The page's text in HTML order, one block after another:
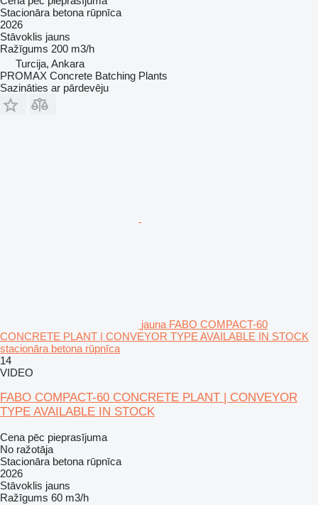
Stacionāra betona rūpnīca
2026
Stāvoklis jauns
Ražīgums 200 m3/h
Turcija, Ankara
PROMAX Concrete Batching Plants
Sazināties ar pārdevēju
jauna FABO COMPACT-60
CONCRETE PLANT | CONVEYOR TYPE AVAILABLE IN STOCK
stacionāra betona rūpnīca
14
VIDEO
FABO COMPACT-60 CONCRETE PLANT | CONVEYOR
TYPE AVAILABLE IN STOCK
Cena pēc pieprasījuma
No ražotāja
Stacionāra betona rūpnīca
2026
Stāvoklis jauns
Ražīgums 60 m3/h